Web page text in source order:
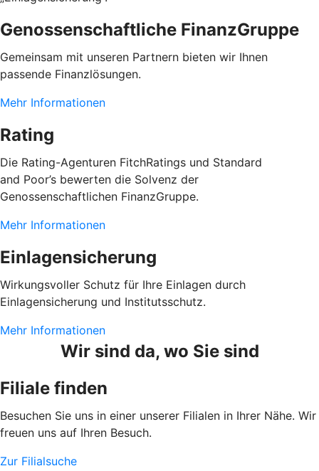
Genossenschaftliche FinanzGruppe
Gemeinsam mit unseren Partnern bieten wir Ihnen
passende Finanzlösungen.
Mehr Informationen
Rating
Die Rating-Agenturen FitchRatings und Standard
and Poor’s bewerten die Solvenz der
Genossenschaftlichen FinanzGruppe.
Mehr Informationen
Einlagensicherung
Wirkungsvoller Schutz für Ihre Einlagen durch
Einlagensicherung und Institutsschutz.
Mehr Informationen
Wir sind da, wo Sie sind
Filiale finden
Besuchen Sie uns in einer unserer Filialen in Ihrer Nähe. Wir
freuen uns auf Ihren Besuch.
Zur Filialsuche